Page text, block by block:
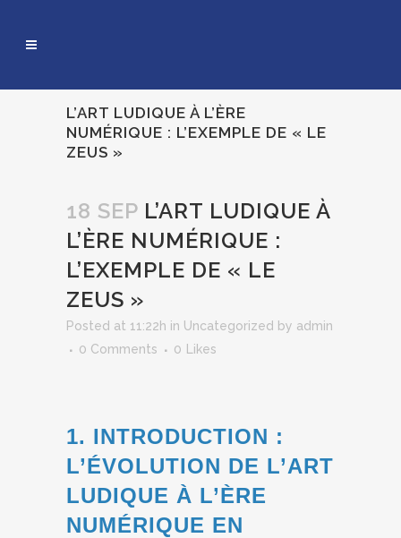
L’ART LUDIQUE À L’ÈRE
NUMÉRIQUE : L’EXEMPLE DE « LE
ZEUS »
18 SEP L’ART LUDIQUE À
L’ÈRE NUMÉRIQUE :
L’EXEMPLE DE « LE
ZEUS »
Posted at 11:22h in Uncategorized by admin
0 Comments
0 Likes
1. INTRODUCTION :
L’ÉVOLUTION DE L’ART
LUDIQUE À L’ÈRE
NUMÉRIQUE EN